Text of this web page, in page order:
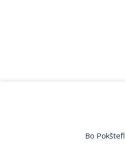
Bo Pokštefl